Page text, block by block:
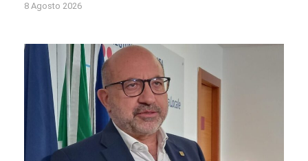
8 Agosto 2026